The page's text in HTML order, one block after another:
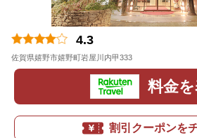
4.3
佐賀県嬉野市嬉野町岩屋川内甲333
料金
割引クーポンを